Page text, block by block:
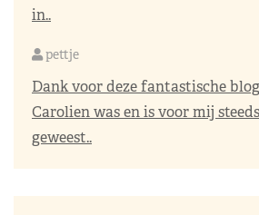
in..
pettje
Dank voor deze fantastische
Carolien was en is voor mij
geweest..